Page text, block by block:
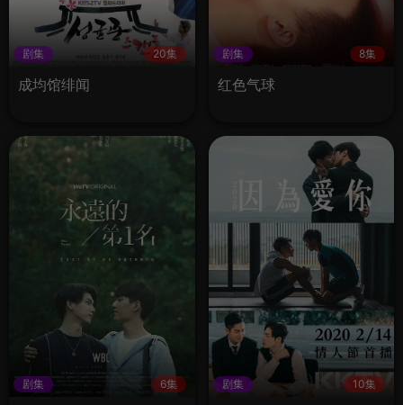
剧集 20集
成均馆绯闻
剧集 8集
红色气球
剧集 6集 剧集 10集